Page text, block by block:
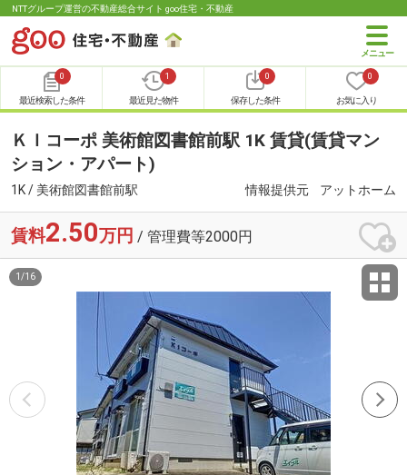
NTTグループ運営の不動産総合サイト goo住宅・不動産
0
最近検索した条件
1
最近見た物件
0
保存した条件
0
お気に入り
ＫＩコーポ 美術館図書館前駅 1K 賃貸(賃貸マン
ション・アパート)
1K / 美術館図書館前駅 情報提供元 アットホーム
賃料2.50万円 / 管理費等2000円
1 /16